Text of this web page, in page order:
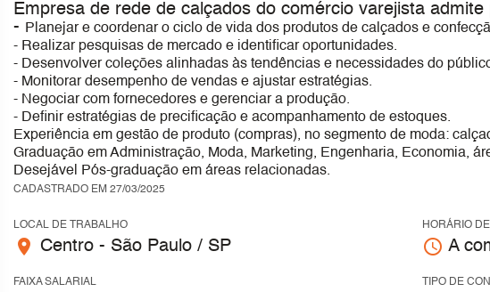
Empresa de rede de calçados do comércio varejista admite
- Planejar e coordenar o ciclo de vida dos produtos de calçados e
- Realizar pesquisas de mercado e identificar oportunidades.
- Desenvolver coleções alinhadas às tendências e necessidades do
- Monitorar desempenho de vendas e ajustar estratégias.
- Negociar com fornecedores e gerenciar a produção.
- Definir estratégias de precificação e acompanhamento de estoques.
Experiência em gestão de produto (compras), no segmento de moda:
Graduação em Administração, Moda, Marketing, Engenharia, Economia,
Desejável Pós-graduação em áreas relacionadas.
CADASTRADO EM 27/03/2025
LOCAL DE TRABALHO
place Centro - São Paulo / SP
HORÁRIO
access_time A
FAIXA SALARIAL TIPO DE